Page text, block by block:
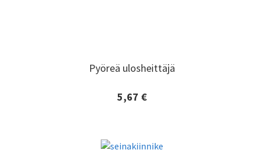
Pyöreä ulosheittäjä
5,67 €
Pyöreä ulosheittäjä
Lisätiedot ja tilaaminen